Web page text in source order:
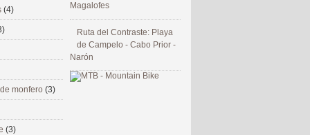
Magalofes
Ruta del Contraste: Playa
de Campelo - Cabo Prior -
Narón
(4)
monfero (3)
(3)